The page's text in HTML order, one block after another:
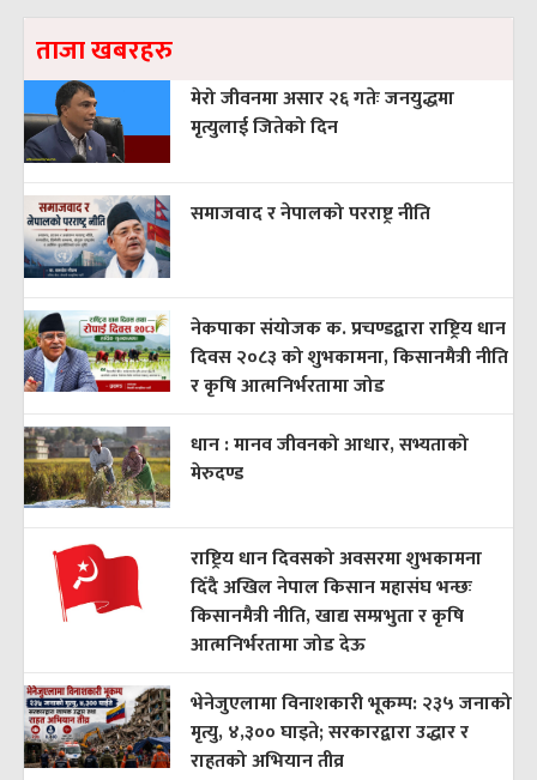
ताजा खबरहरु
मेरो जीवनमा असार २६ गतेः जनयुद्धमा
मृत्युलाई जितेको दिन
समाजवाद र नेपालको परराष्ट्र नीति
नेकपाका संयोजक क. प्रचण्डद्वारा राष्ट्रिय धान
दिवस २०८३ को शुभकामना, किसानमैत्री नीति
र कृषि आत्मनिर्भरतामा जोड
धान : मानव जीवनको आधार, सभ्यताको
मेरुदण्ड
राष्ट्रिय धान दिवसको अवसरमा शुभकामना
दिँदै अखिल नेपाल किसान महासंघ भन्छः
किसानमैत्री नीति, खाद्य सम्प्रभुता र कृषि
आत्मनिर्भरतामा जोड देऊ
भेनेजुएलामा विनाशकारी भूकम्प: २३५ जनाको
मृत्यु, ४,३०० घाइते; सरकारद्वारा उद्धार र
राहतको अभियान तीव्र